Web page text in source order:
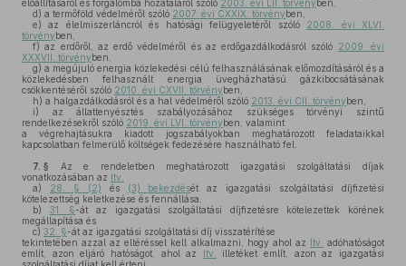
előállításáról és forgalomba hozataláról szóló 2003. évi LII. törvényben,
d) a termőföld védelméről szóló 2007. évi CXXIX. törvényben,
e) az élelmiszerláncról és hatósági felügyeletéről szóló 2008. évi XLVI.
törvényben,
f) az erdőről, az erdő védelméről és az erdőgazdálkodásról szóló 2009. évi
XXXVII. törvényben,
g) a megújuló energia közlekedési célú felhasználásának előmozdításáról és a
közlekedésben felhasznált energia üvegházhatású gázkibocsátásának
csökkentéséről szóló 2010. évi CXVII. törvényben,
h) a halgazdálkodásról és a hal védelméről szóló 2013. évi CII. törvényben,
i) az állattenyésztés szabályozásához szükséges törvényi szintű
rendelkezésekről szóló 2019. évi LVI. törvényben, valamint
a végrehajtásukra kiadott jogszabályokban meghatározott feladataikkal
kapcsolatban felmerülő költségek fedezésére használható fel.
7. § Az e rendeletben meghatározott igazgatási szolgáltatási díjak
vonatkozásában az Itv.
a)
28. § (2) és (3) bekezdését az igazgatási szolgáltatási díjfizetési
kötelezettség keletkezése és fennállása,
b)
31. §-át az igazgatási szolgáltatási díjfizetésre kötelezettek körének
megállapítása és
c) 32. §-át az igazgatási szolgáltatási díj visszatérítése
tekintetében azzal az eltéréssel kell alkalmazni, hogy ahol az Itv.
adóhatóságot
említ, azon eljáró hatóságot, ahol az Itv.
illetéket említ, azon az igazgatási